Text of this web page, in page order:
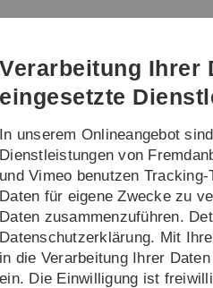
Praxis an
Organe, Kommissionen und Ausschüsse
Verarbeitung Ihrer
eingesetzte
In unserem Onlineangebot
Dienstleistungen von
und Vimeo benutzen
Daten für eigene Zwecke zu
Daten zusammenzuführen.
Datenschutzerklärung. Mit
in die Verarbeitung Ihrer
ein. Die Einwilligung ist